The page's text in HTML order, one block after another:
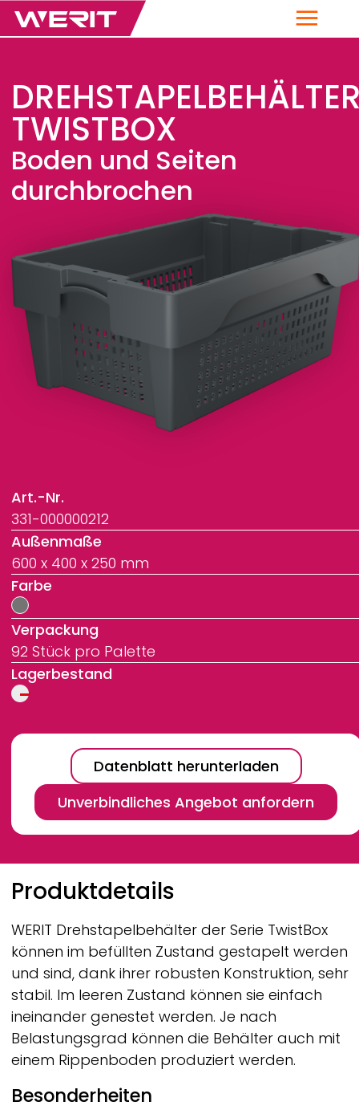
Menü
TWISTBOX
Boden und Seiten
durchbrochen
Art.-Nr.
331-000000212
Außenmaße
600 x 400 x 250 mm
Farbe
Verpackung
92 Stück pro Palette
Lagerbestand
Datenblatt herunterladen
Unverbindliches Angebot anfordern
Breadcrumb
Produktdetails
WERIT Drehstapelbehälter der Serie TwistBox
können im befüllten Zustand gestapelt werden
und sind, dank ihrer robusten Konstruktion, sehr
stabil. Im leeren Zustand können sie einfach
ineinander genestet werden. Je nach
Belastungsgrad können die Behälter auch mit
einem Rippenboden produziert werden.
Besonderheiten